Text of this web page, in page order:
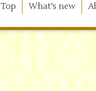
Top What's new